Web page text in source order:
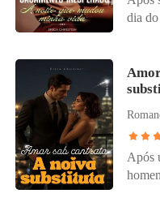
dia
meia-
muda
pai
Após